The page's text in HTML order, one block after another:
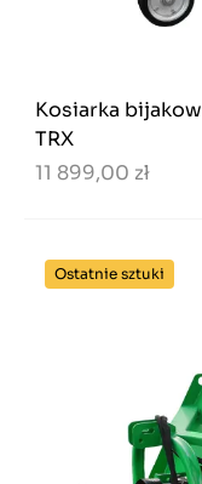
Kosiarka
TRX
11 899,00 zł
Ostatnie sztuki